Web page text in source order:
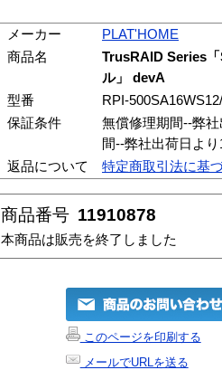
メーカー
PLAT'HOME
商品名
TrusRAID Series
ル」 devA
型番
RPI-
保証条件
無償修理期間--弊
間--弊社出荷日よ
返品について
特定商取引法に基
商品番号 11910878
本商品は販売を終了しました
このページを印刷する
メールでURLを送る